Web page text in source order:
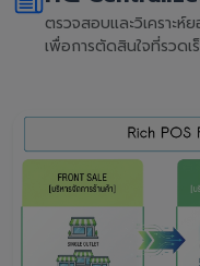
ตรวจสอบและวิเคราะ
เพื่อการตัดสินใจที่รวดเ